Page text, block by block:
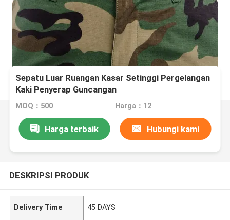
Sepatu Luar Ruangan Kasar Setinggi Pergelangan
Kaki Penyerap Guncangan
MOQ：500 Harga：12
Harga terbaik Hubungi kami
DESKRIPSI PRODUK
Delivery Time 45 DAYS